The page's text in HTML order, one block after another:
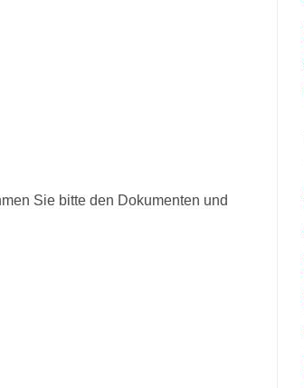
Sie bitte den Dokumenten und